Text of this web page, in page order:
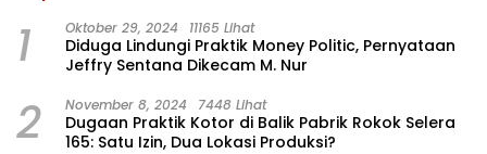
1 Oktober 29, 2024 11165 Lihat
Diduga Lindungi Praktik Money Politic, Pernyataan
Jeffry Sentana Dikecam M. Nur
2 November 8, 2024 7448 Lihat
Dugaan Praktik Kotor di Balik Pabrik Rokok Selera
165: Satu Izin, Dua Lokasi Produksi?